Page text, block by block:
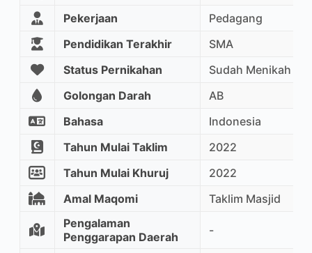
Pekerjaan
Pedagang
Pendidikan Terakhir
SMA
Status Pernikahan
Sudah Menikah
Golongan Darah
AB
Bahasa
Indonesia
Tahun Mulai Taklim
2022
Tahun Mulai Khuruj
2022
Amal Maqomi
Taklim Masjid
Pengalaman
Penggarapan Daerah
-